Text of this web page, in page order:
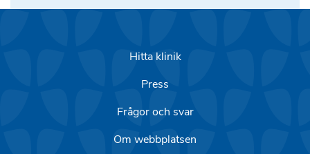
Hitta klinik
Press
Frågor och svar
Om webbplatsen